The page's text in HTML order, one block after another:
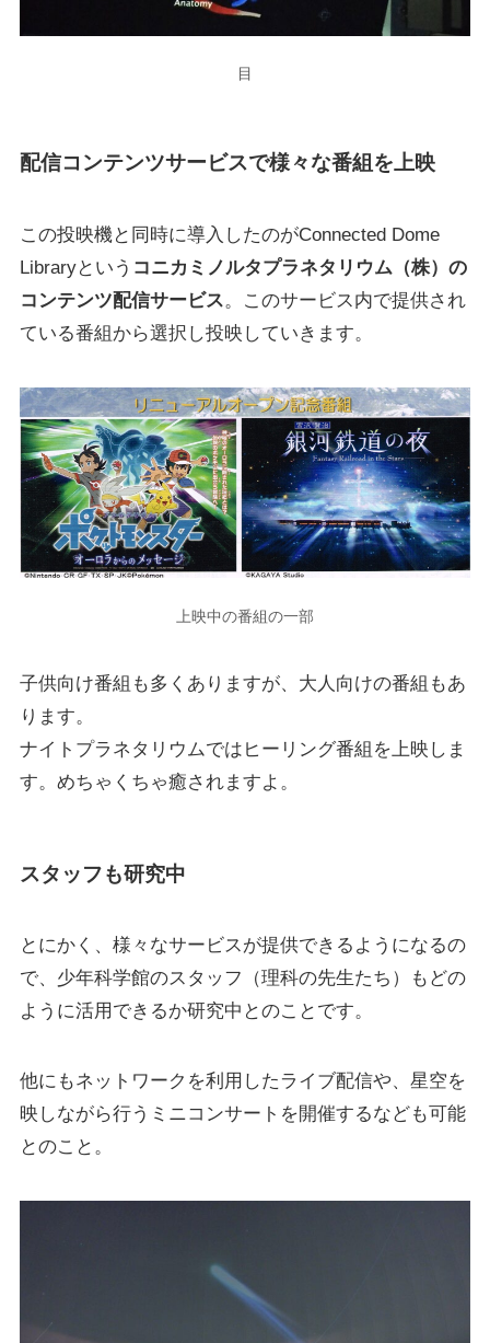
目
配信コンテンツサービスで様々な番組を上映
この投映機と同時に導入したのがConnected Dome
Libraryという コニカミノルタプラネタリウム（株）の
コンテンツ配信サービス。このサービス内で提供され
ている番組から選択し投映していきます。
上映中の番組の一部
子供向け番組も多くありますが、大人向けの番組もあ
ります。
ナイトプラネタリウムではヒーリング番組を上映しま
す。めちゃくちゃ癒されますよ。
スタッフも研究中
とにかく、様々なサービスが提供できるようになるの
で、少年科学館のスタッフ（理科の先生たち）もどの
ように活用できるか研究中とのことです。
他にもネットワークを利用したライブ配信や、星空を
映しながら行う ミニコンサート を開催するなども可能
とのこと。